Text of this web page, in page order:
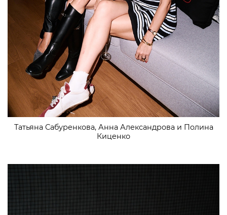
Татьяна Сабуренкова, Анна Александрова и Полина
Киценко